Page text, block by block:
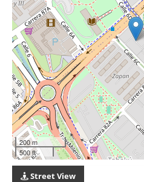
200 m
500 ft
Street View